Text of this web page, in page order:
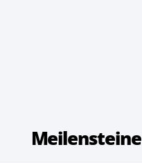
Meilensteine